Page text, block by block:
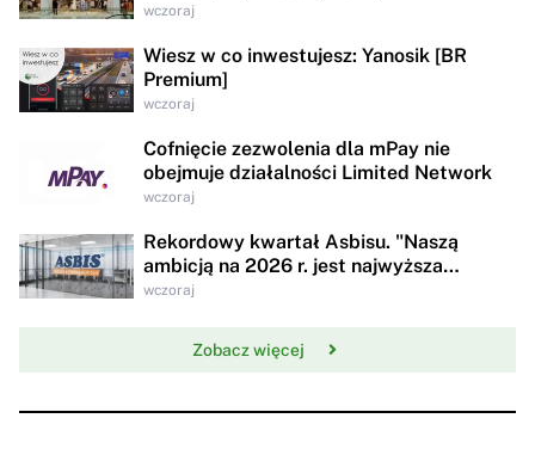
wczoraj
Wiesz w co inwestujesz: Yanosik [BR
Premium]
wczoraj
Cofnięcie zezwolenia dla mPay nie
obejmuje działalności Limited Network
wczoraj
Rekordowy kwartał Asbisu. "Naszą
ambicją na 2026 r. jest najwyższa
rentowności w historii"
wczoraj
Zobacz więcej